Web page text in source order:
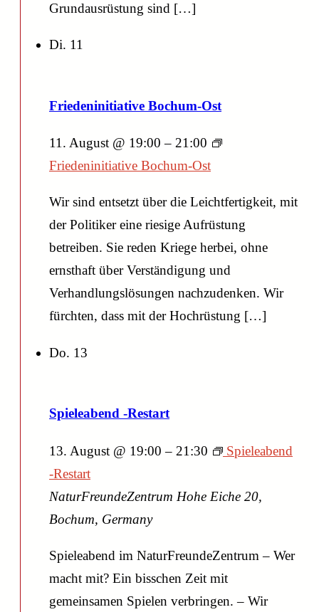
Grundausrüstung sind […]
Di. 11
Friedeninitiative Bochum-Ost
11. August @ 19:00 – 21:00
Friedeninitiative Bochum-Ost
Wir sind entsetzt über die Leichtfertigkeit, mit
der Politiker eine riesige Aufrüstung
betreiben. Sie reden Kriege herbei, ohne
ernsthaft über Verständigung und
Verhandlungs­lösungen nachzudenken. Wir
fürchten, dass mit der Hochrüstung […]
Do. 13
Spieleabend -Restart
13. August @ 19:00 – 21:30
Spieleabend
-Restart
NaturFreundeZentrum Hohe Eiche 20,
Bochum, Germany
Spieleabend im NaturFreundeZentrum – Wer
macht mit? Ein bisschen Zeit mit
gemeinsamen Spielen verbringen. – Wir